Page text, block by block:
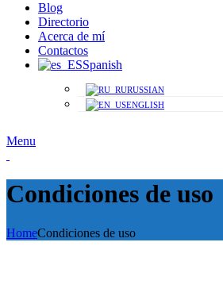
Blog
Directorio
Acerca de mí
Contactos
Spanish
RUSSIAN
ENGLISH
Menu
Condiciones de uso
HomeCondiciones de uso